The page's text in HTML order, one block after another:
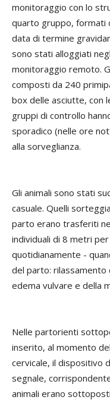
monitoraggio con lo
quarto gruppo, formati
data di termine
sono stati alloggiati
monitoraggio remoto.
composti da 240
box delle asciutte, con
gruppi di controllo
sporadico (nelle ore
alla sorveglianza.
Gli animali sono stati
casuale. Quelli
parto erano trasferiti
individuali di 8 metri
quotidianamente -
del parto: rilassamento
edema vulvare e della
Nelle partorienti
inserito, al momento
cervicale, il dispositivo
segnale,
animali erano